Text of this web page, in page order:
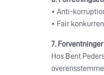
• Anti-
• Fair
7.
Hos Bent